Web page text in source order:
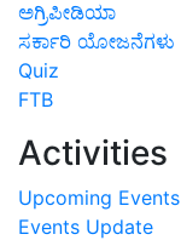
ಅಗ್ರಿಪೀಡಿಯಾ
ಸರ್ಕಾರಿ ಯೋಜನೆಗಳು
Quiz
FTB
Activities
Upcoming Events
Events Update